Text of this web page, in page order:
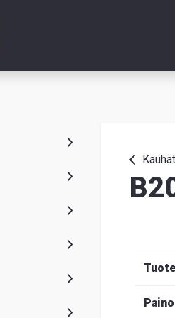
Tili
meistä
Suomeksi
Kauhat
Paino